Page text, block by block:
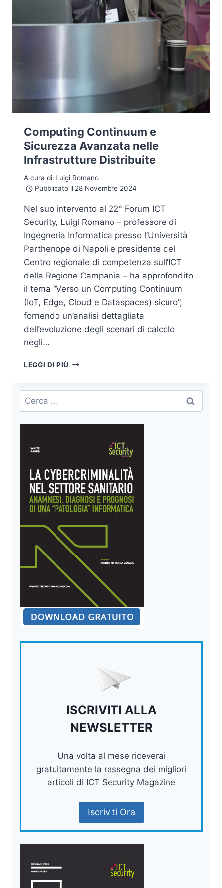
Computing Continuum e
Sicurezza Avanzata nelle
Infrastrutture Distribuite
A cura di: Luigi Romano
Pubblicato il 28 Novembre 2024
Nel suo intervento al 22° Forum ICT
Security, Luigi Romano – professore di
Ingegneria Informatica presso l’Università
Parthenope di Napoli e presidente del
Centro regionale di competenza sull’ICT
della Regione Campania – ha approfondito
il tema “Verso un Computing Continuum
(IoT, Edge, Cloud e Dataspaces) sicuro”,
fornendo un’analisi dettagliata
dell’evoluzione degli scenari di calcolo
negli…
LEGGI DI PIÙ COMPUTING
SICUREZZA
NELLE
INFRASTRUTTURE
Ricerca
per:
ISCRIVITI ALLA
NEWSLETTER
Una volta al mese riceverai
gratuitamente la rassegna dei migliori
articoli di ICT Security Magazine
Iscriviti Ora